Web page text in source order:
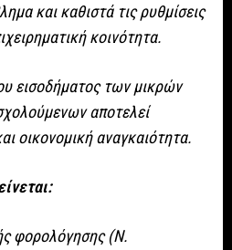
και καθιστά τις ρυθμίσεις
κοινότητα.
εισοδήματος των μικρών
αποτελεί
οικονομική αναγκαιότητα.
φορολόγησης (Ν.